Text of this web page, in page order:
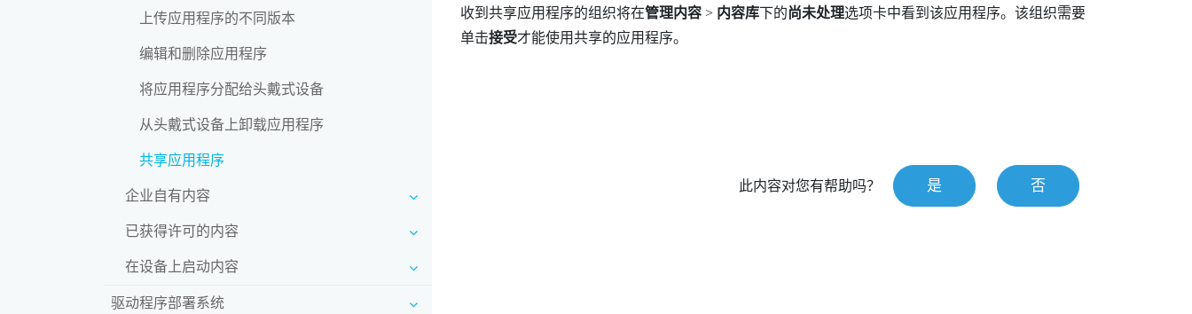
上传应用程序的不同版本
编辑和删除应用程序
将应用程序分配给头戴式设备
从头戴式设备上卸载应用程序
共享应用程序
企业自有内容
已获得许可的内容
在设备上启动内容
驱动程序部署系统
收到共享应用程序的组织将在管理内容> 内容库下的尚未处理选项卡中看到该应用程序。该组织需要
单击接受才能使用共享的应用程序。
此内容对您有帮助吗？ 是 否